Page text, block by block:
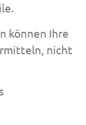
können Ihre
nicht